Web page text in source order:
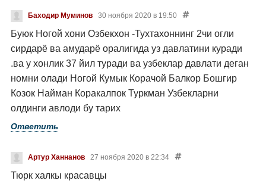
Баходир Муминов 30 ноября 2020 в 19:50
Буюк Ногой хони Озбекхон -Тухтахоннинг 2чи огли
сирдарё ва амударё оралигида уз давлатини куради
.ва у хонлик 37 йил туради ва узбеклар давлати деган
номни олади Ногой Кумык Корачой Балкор Бошгир
Козок Найман Коракалпок Туркман Узбекларни
олдинги авлоди бу тарих
Ответить
Артур Ханнанов 27 ноября 2020 в 22:34
Тюрк халкы красавцы